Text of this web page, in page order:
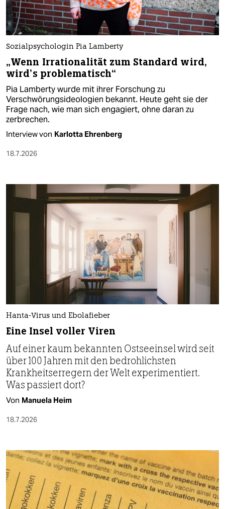
Sozialpsychologin Pia Lamberty
„Wenn Irrationalität zum Standard wird,
wird’s problematisch“
Pia Lamberty wurde mit ihrer Forschung zu
Verschwörungsideologien bekannt. Heute geht sie der
Frage nach, wie man sich engagiert, ohne daran zu
zerbrechen.
Interview von Karlotta Ehrenberg
18.7.2026
Hanta-Virus und Ebolafieber
Eine Insel voller Viren
Auf einer kaum bekannten Ostseeinsel wird seit
über 100 Jahren mit den bedrohlichsten
Krankheitserregern der Welt experimentiert.
Was passiert dort?
Von Manuela Heim
18.7.2026